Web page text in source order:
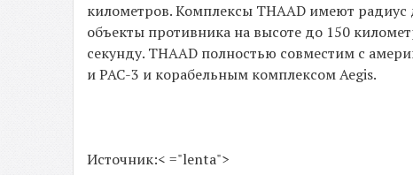
километров. Комплексы THAAD имеют
объекты противника на высоте до 150
секунду. THAAD полностью совместим с
и PAC-3 и корабельным комплексом Aegis.
Источник:< ="lenta">